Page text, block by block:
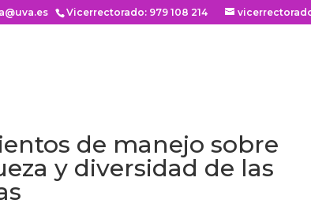
Vicerrectorado: 979 108 214
de manejo sobre
y diversidad de las